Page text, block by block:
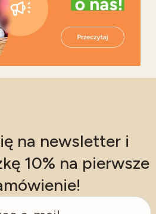
na newsletter i
10% na pierwsze